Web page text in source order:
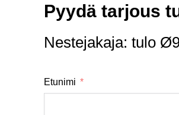
Pyydä tarjous
Nestejakaja: tulo
Etunimi